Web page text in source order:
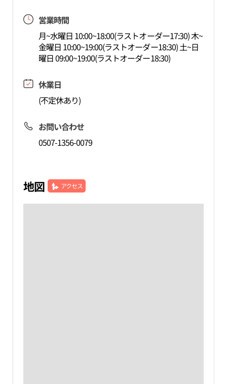
営業時間
月~水曜日 10:00~18:00(ラストオーダー17:30) 木~
金曜日 10:00~19:00(ラストオーダー18:30) 土~日
曜日 09:00~19:00(ラストオーダー18:30)
休業日
(不定休あり)
お問い合わせ
0507-1356-0079
地図 アクセス